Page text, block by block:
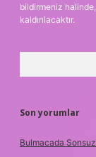
bildirmeniz
kaldırılacaktır.
Son yorumlar
Bulmacada